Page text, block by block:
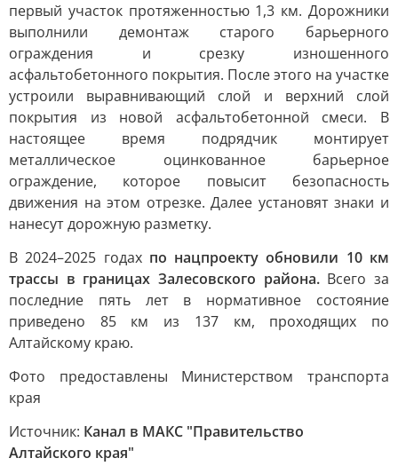
первый участок протяженностью 1,3 км. Дорожники
выполнили демонтаж старого барьерного
ограждения и срезку изношенного
асфальтобетонного покрытия. После этого на участке
устроили выравнивающий слой и верхний слой
покрытия из новой асфальтобетонной смеси. В
настоящее время подрядчик монтирует
металлическое оцинкованное барьерное
ограждение, которое повысит безопасность
движения на этом отрезке. Далее установят знаки и
нанесут дорожную разметку.
В 2024–2025 годах по нацпроекту обновили 10 км
трассы в границах Залесовского района.Всего за
последние пять лет в нормативное состояние
приведено 85 км из 137 км, проходящих по
Алтайскому краю.
Фото предоставлены Министерством транспорта
края
Источник: Канал в МАКС "Правительство
Алтайского края"